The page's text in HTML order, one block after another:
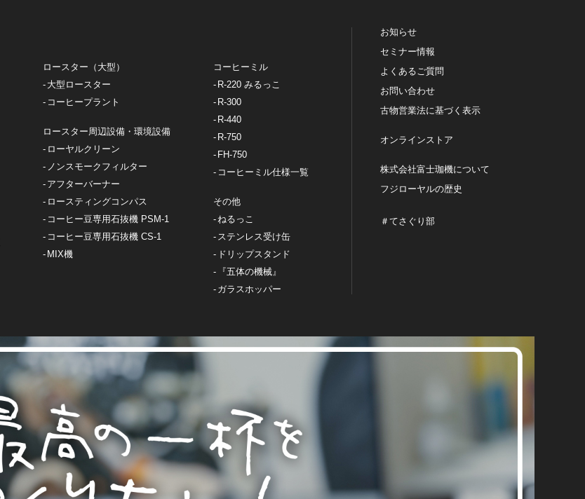
ロースター（大型）
大型ロースター
コーヒープラント
ロースター周辺設備・環境設備
ローヤルクリーン
ノンスモークフィルター
アフターバーナー
ロースティングコンパス
コーヒー豆専用石抜機 PSM-1
コーヒー豆専用石抜機 CS-1
MIX機
コーヒーミル
R-220 みるっこ
R-300
R-440
R-750
FH-750
コーヒーミル仕様一覧
その他
ねるっこ
ステンレス受け缶
ドリップスタンド
『五体の機械』
ガラスホッパー
お知らせ
セミナー情報
よくあるご質問
お問い合わせ
古物営業法に基づく表示
オンラインストア
株式会社富士珈機について
フジローヤルの歴史
＃てさぐり部